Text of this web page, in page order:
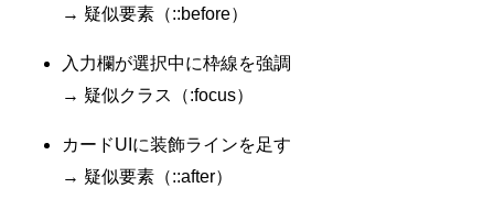
→ 疑似要素（::before）
入力欄が選択中に枠線を強調
→ 疑似クラス（:focus）
カードUIに装飾ラインを足す
→ 疑似要素（::after）